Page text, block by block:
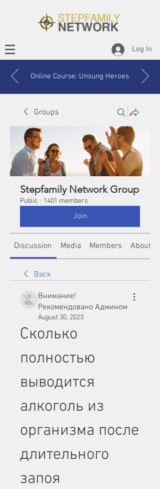
Log In
Online Course: Unsung Heroes
Groups
Stepfamily Network Group
Public · 1401 members
Join
Discussion Media Members About
Back
Внимание!
Рекомендовано Админом
August 30, 2023
Сколько
полностью
выводится
алкоголь из
организма после
длительного
запоя